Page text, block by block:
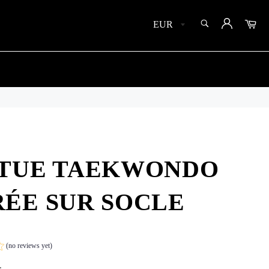
SEARCH
Search
TAEKWONDO
SUR SOCLE
(no reviews yet)